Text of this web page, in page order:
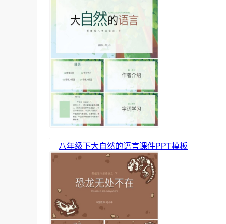
八年级下大自然的语言课件PPT模板